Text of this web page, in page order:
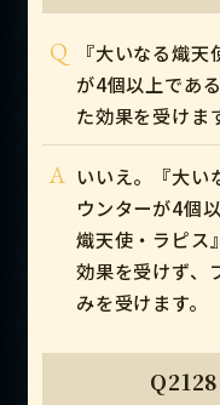
Q
『大いなる熾
が4個以上であ
た効果を受けま
A いいえ。『大い
ウンターが4個
熾天使・ラピス
効果を受けず、
みを受けます。